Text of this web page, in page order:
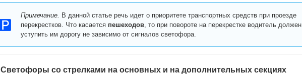
Примечание. В данной статье речь идет о приоритете транспортных средств при проезде
перекрестков. Что касается пешеходов, то при повороте на перекрестке водитель должен
уступить им дорогу не зависимо от сигналов светофора.
Светофоры со стрелками на основных и на дополнительных секциях